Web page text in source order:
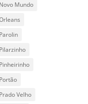
Mundo
Velho